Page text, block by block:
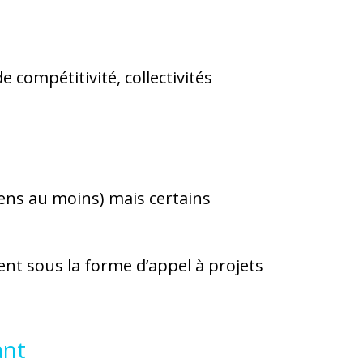
compétitivité, collectivités
au moins) mais certains
sous la forme d’appel à projets